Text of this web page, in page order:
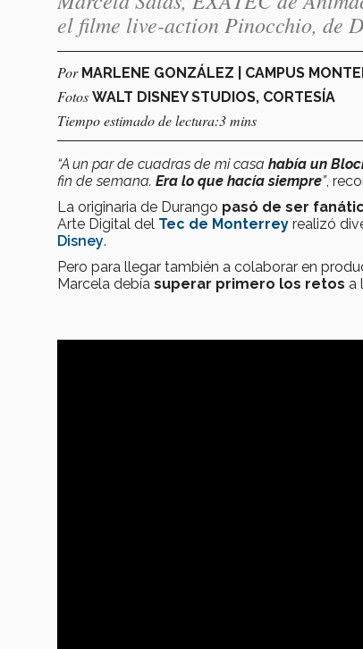
el filme live-action Pinocchio, de
Por MARLENE GONZÁLEZ | CAMPUS
Fotos WALT DISNEY STUDIOS, CORTESÍA
Tiempo estimado de lectura:3 mins
“A un par de cuadras de mi casa había un
fin de semana. Era lo que hacía siempre”,
La originaria de Durango pasó de ser
Arte Digital del Tec de Monterrey realizó
Disney.
Pero para llegar también a colaborar en
Marcela debía superar primero los retos a